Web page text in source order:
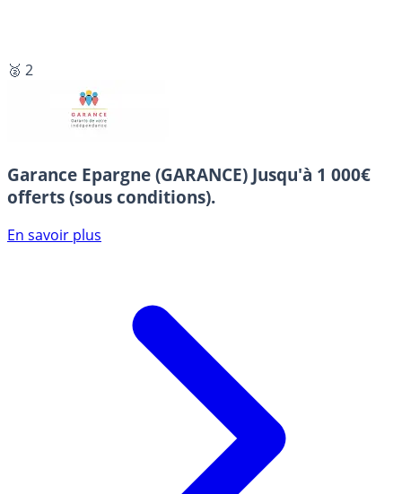
🥈 2
Garance Epargne (GARANCE) Jusqu'à 1 000€
offerts (sous conditions).
En savoir plus